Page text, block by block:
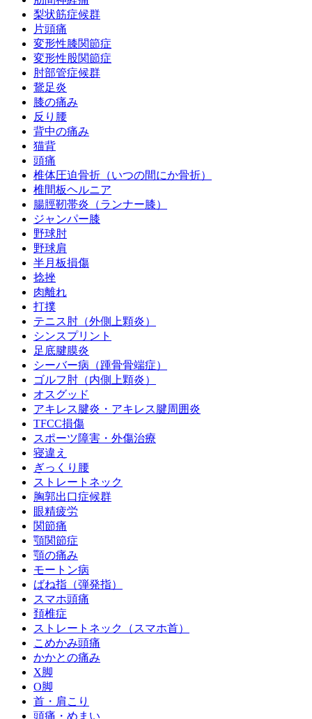
梨状筋症候群
片頭痛
変形性膝関節症
変形性股関節症
肘部管症候群
鵞足炎
膝の痛み
反り腰
背中の痛み
猫背
頭痛
椎体圧迫骨折（いつの間にか骨折）
椎間板ヘルニア
腸脛靭帯炎（ランナー膝）
ジャンパー膝
野球肘
野球肩
半月板損傷
捻挫
肉離れ
打撲
テニス肘（外側上顆炎）
シンスプリント
足底腱膜炎
シーバー病（踵骨骨端症）
ゴルフ肘（内側上顆炎）
オスグッド
アキレス腱炎・アキレス腱周囲炎
TFCC損傷
スポーツ障害・外傷治療
寝違え
ぎっくり腰
ストレートネック
胸郭出口症候群
眼精疲労
関節痛
顎関節症
顎の痛み
モートン病
ばね指（弾発指）
スマホ頭痛
頚椎症
ストレートネック（スマホ首）
こめかみ頭痛
かかとの痛み
X脚
O脚
首・肩こり
頭痛・めまい